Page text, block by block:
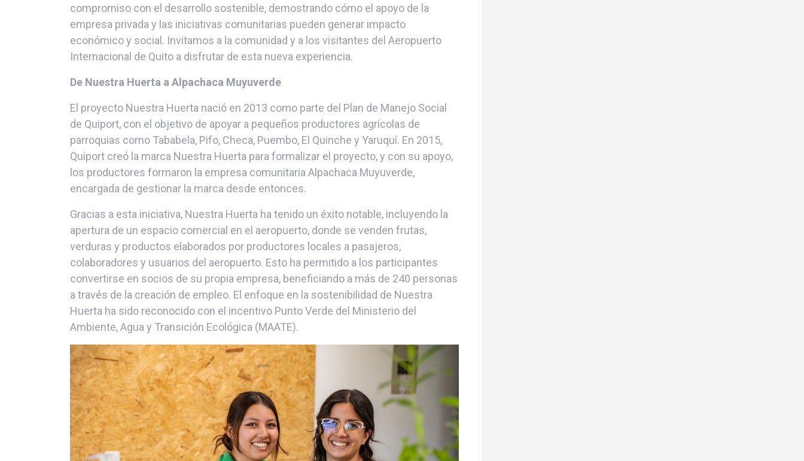
compromiso con el desarrollo sostenible, demostrando cómo el apoyo de la
empresa privada y las iniciativas comunitarias pueden generar impacto
económico y social. Invitamos a la comunidad y a los visitantes del Aeropuerto
Internacional de Quito a disfrutar de esta nueva experiencia.
De Nuestra Huerta a Alpachaca Muyuverde
El proyecto Nuestra Huerta nació en 2013 como parte del Plan de Manejo Social
de Quiport, con el objetivo de apoyar a pequeños productores agrícolas de
parroquias como Tababela, Pifo, Checa, Puembo, El Quinche y Yaruquí. En 2015,
Quiport creó la marca Nuestra Huerta para formalizar el proyecto, y con su apoyo,
los productores formaron la empresa comunitaria Alpachaca Muyuverde,
encargada de gestionar la marca desde entonces.
Gracias a esta iniciativa, Nuestra Huerta ha tenido un éxito notable, incluyendo la
apertura de un espacio comercial en el aeropuerto, donde se venden frutas,
verduras y productos elaborados por productores locales a pasajeros,
colaboradores y usuarios del aeropuerto. Esto ha permitido a los participantes
convertirse en socios de su propia empresa, beneficiando a más de 240 personas
a través de la creación de empleo. El enfoque en la sostenibilidad de Nuestra
Huerta ha sido reconocido con el incentivo Punto Verde del Ministerio del
Ambiente, Agua y Transición Ecológica (MAATE).